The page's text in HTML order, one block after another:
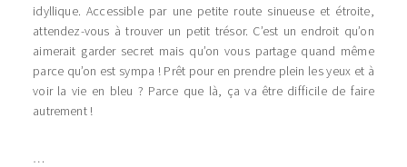
idyllique. Accessible par une petite route sinueuse et étroite,
attendez-vous à trouver un petit trésor. C’est un endroit qu’on
aimerait garder secret mais qu’on vous partage quand même
parce qu’on est sympa ! Prêt pour en prendre plein les yeux et à
voir la vie en bleu ? Parce que là, ça va être difficile de faire
autrement !
…